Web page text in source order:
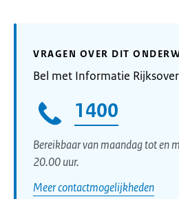
VRAGEN OVER DIT
Bel met Informatie
1400
Bereikbaar van maandag tot en
20.00 uur.
Meer contactmogelijkheden